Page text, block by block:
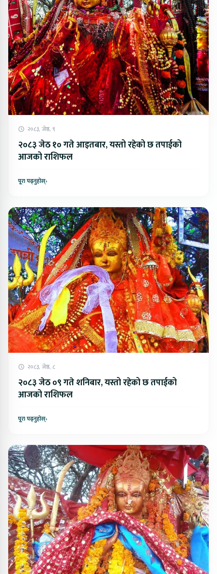
२०८३, जेष्ठ, ९
२०८३ जेठ १० गते आइतबार, यस्तो रहेको छ तपाईको
आजको राशिफल
पूरा पढ्नुहोस्›
२०८३, जेष्ठ, ८
२०८३ जेठ ०९ गते शनिबार, यस्तो रहेको छ तपाईको
आजको राशिफल
पूरा पढ्नुहोस्›